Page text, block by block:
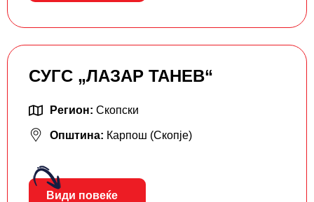
СУГС „ЛАЗАР ТАНЕВ“
Регион: Скопски
Општина: Карпош (Скопје)
Види повеќе